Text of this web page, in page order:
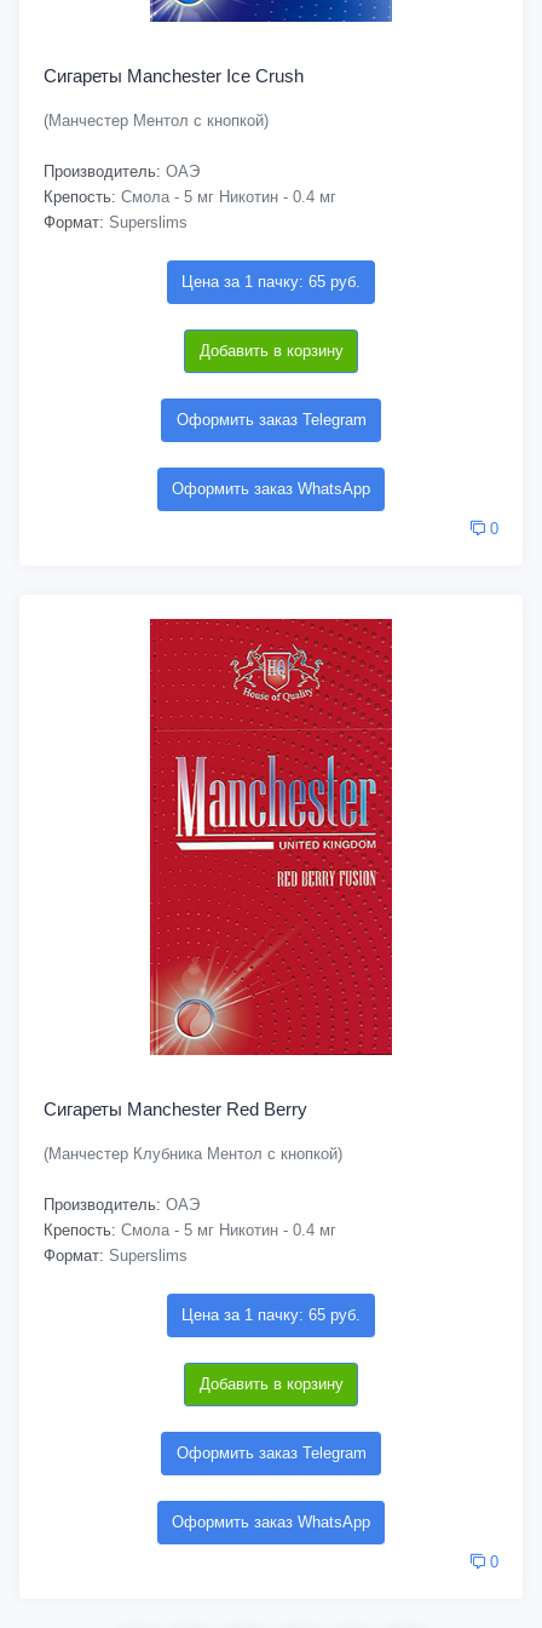
Сигареты Manchester Ice Crush
(Манчестер Ментол с кнопкой)
Производитель: ОАЭ
Крепость: Смола - 5 мг Никотин - 0.4 мг
Формат: Superslims
Цена за 1 пачку: 65 руб.
Добавить в корзину
Оформить заказ Telegram
Оформить заказ WhatsApp
0
Сигареты Manchester Red Berry
(Манчестер Клубника Ментол с кнопкой)
Производитель: ОАЭ
Крепость: Смола - 5 мг Никотин - 0.4 мг
Формат: Superslims
Цена за 1 пачку: 65 руб.
Добавить в корзину
Оформить заказ Telegram
Оформить заказ WhatsApp
0